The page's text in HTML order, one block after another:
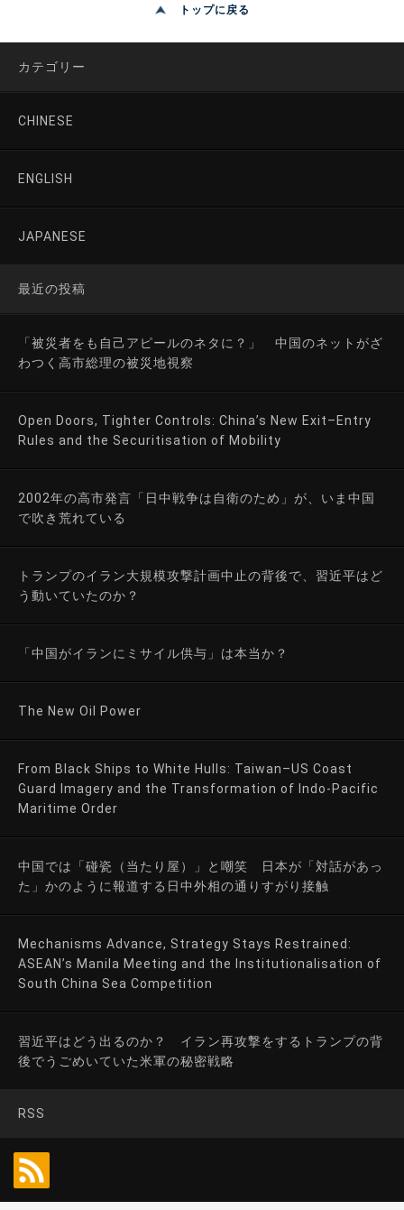
トップに戻る
カテゴリー
CHINESE
ENGLISH
JAPANESE
最近の投稿
「被災者をも自己アピールのネタに？」 中国のネットがざ
わつく高市総理の被災地視察
Open Doors, Tighter Controls: China’s New Exit–Entry
Rules and the Securitisation of Mobility
2002年の高市発言「日中戦争は自衛のため」が、いま中国
で吹き荒れている
トランプのイラン大規模攻撃計画中止の背後で、習近平はど
う動いていたのか？
「中国がイランにミサイル供与」は本当か？
The New Oil Power
From Black Ships to White Hulls: Taiwan–US Coast
Guard Imagery and the Transformation of Indo-Pacific
Maritime Order
中国では「碰瓷（当たり屋）」と嘲笑 日本が「対話があっ
た」かのように報道する日中外相の通りすがり接触
Mechanisms Advance, Strategy Stays Restrained:
ASEAN’s Manila Meeting and the Institutionalisation of
South China Sea Competition
習近平はどう出るのか？ イラン再攻撃をするトランプの背
後でうごめいていた米軍の秘密戦略
RSS